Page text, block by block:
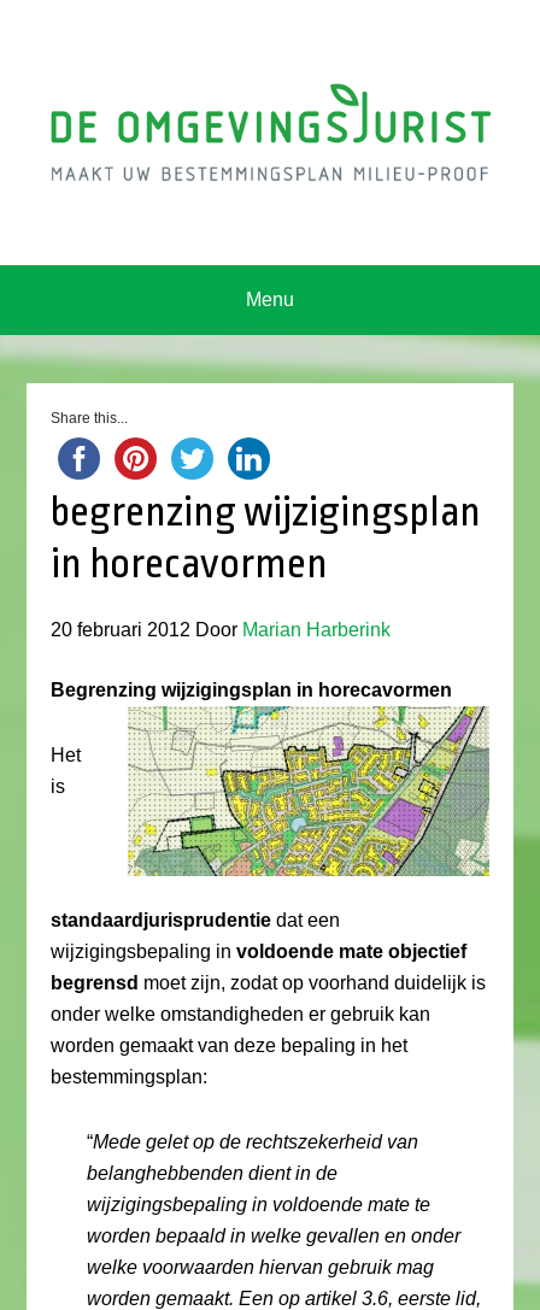
Menu
Share this...
begrenzing wijzigingsplan
in horecavormen
20 februari 2012 Door Marian Harberink
Begrenzing wijzigingsplan in horecavormen
Het
is
standaardjurisprudentie dat een
wijzigingsbepaling involdoende mate objectief
begrensd moet zijn, zodat op voorhand duidelijk is
onder welke omstandigheden er gebruik kan
worden gemaakt van deze bepaling in het
bestemmingsplan:
“Mede gelet op de rechtszekerheid van
belanghebbenden dient in de
wijzigingsbepaling in voldoende mate te
worden bepaald in welke gevallen en onder
welke voorwaarden hiervan gebruik mag
worden gemaakt. Een op artikel 3.6, eerste lid,